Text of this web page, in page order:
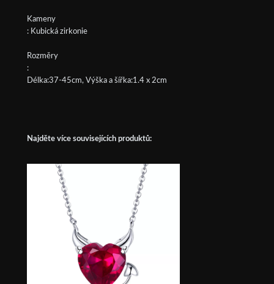
Kameny
: Kubická zirkonie
Rozměry
:
Délka:37-45cm, Výška a šířka:1.4 x 2cm
Najděte více souvisejících produktů: